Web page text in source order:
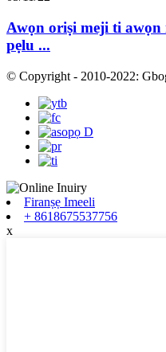
Awọn oriṣi meji ti
pẹlu ...
© Copyright - 2010-2022:
Firanṣẹ Imeeli
+ 8618675537756
x